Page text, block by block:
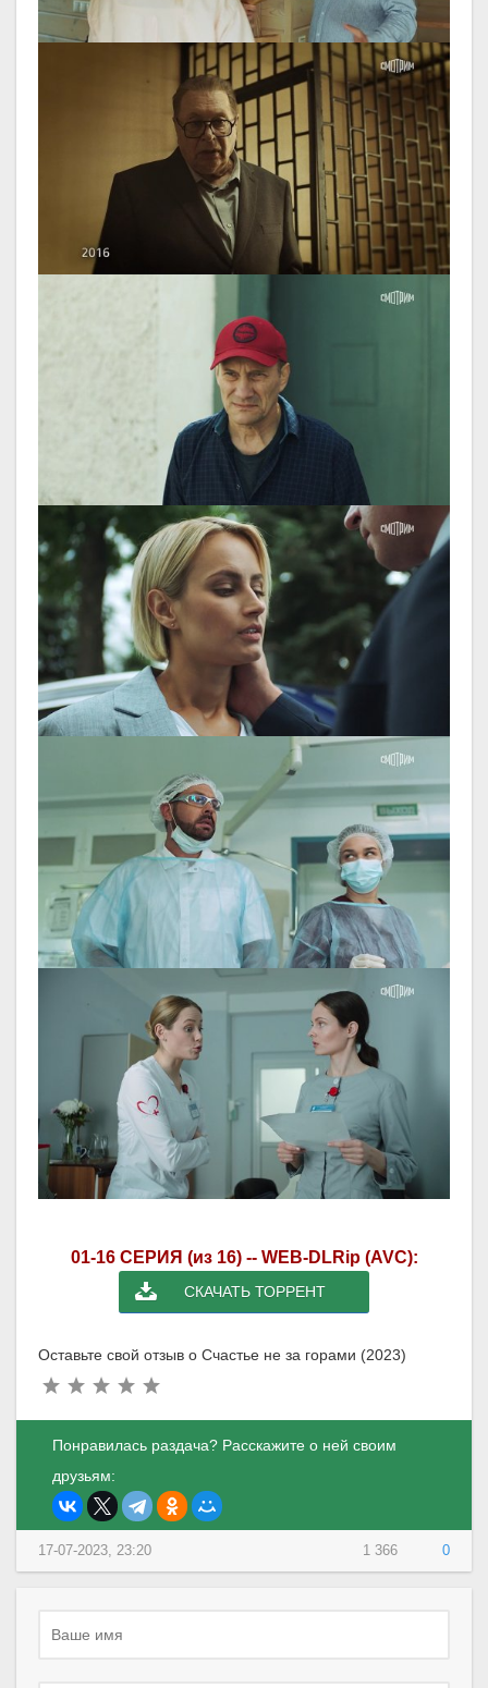
01-16 СЕРИЯ (из 16) -- WEB-DLRip (AVC):
СКАЧАТЬ ТОРРЕНТ
Оставьте свой отзыв о Счастье не за горами (2023)
Понравилась раздача? Расскажите о ней своим
друзьям:
1 366 0
17-07-2023, 23:20